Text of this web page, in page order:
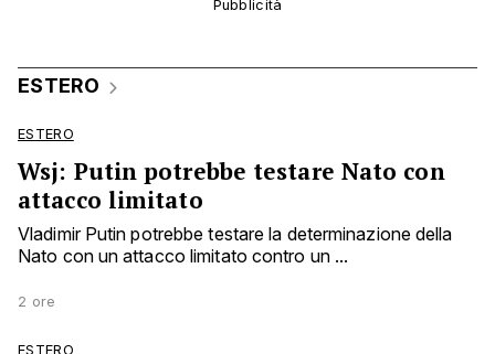
ESTERO
ESTERO
Wsj: Putin potrebbe testare Nato con
attacco limitato
Vladimir Putin potrebbe testare la determinazione della
Nato con un attacco limitato contro un ...
2 ore
ESTERO